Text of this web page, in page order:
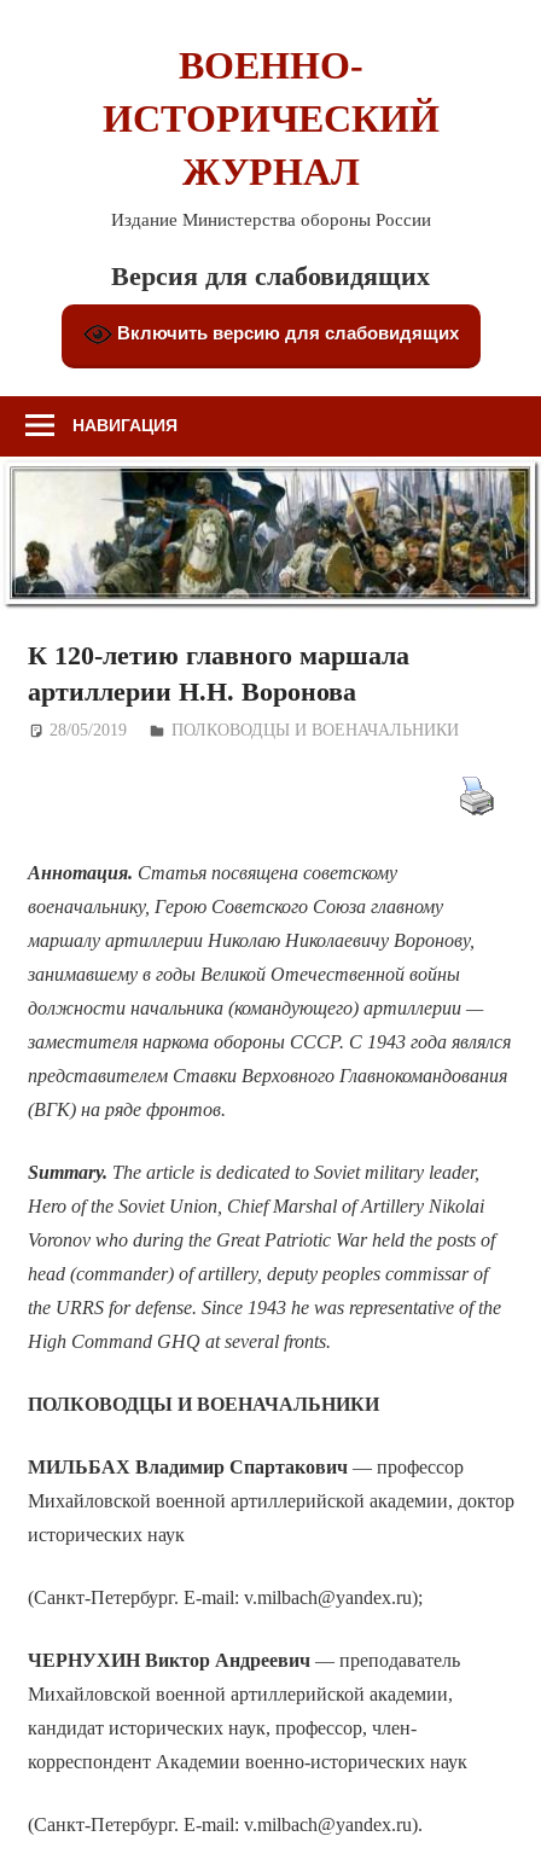
ВОЕННО-
ИСТОРИЧЕСКИЙ
ЖУРНАЛ
Издание Министерства обороны России
Версия для слабовидящих
Включить версию для слабовидящих
НАВИГАЦИЯ
К 120-летию главного маршала
артиллерии Н.Н. Воронова
28/05/2019 Дежурный по Редакции
ПОЛКОВОДЦЫ И ВОЕНАЧАЛЬНИКИ
Аннотация. Статья посвящена советскому
военачальнику, Герою Советского Союза главному
маршалу артиллерии Николаю Николаевичу Воронову,
занимавшему в годы Великой Отечественной войны
должности начальника (командующего) артиллерии —
заместителя наркома обороны СССР. С 1943 года являлся
представителем Ставки Верховного Главнокомандования
(ВГК) на ряде фронтов.
Summary. The article is dedicated to Soviet military leader,
Hero of the Soviet Union, Chief Marshal of Artillery Nikolai
Voronov who during the Great Patriotic War held the posts of
head (commander) of artillery, deputy peoples commissar of
the URRS for defense. Since 1943 he was representative of the
High Command GHQ at several fronts.
ПОЛКОВОДЦЫ И ВОЕНАЧАЛЬНИКИ
МИЛЬБАХ Владимир Спартакович— профессор
Михайловской военной артиллерийской академии, доктор
исторических наук
(Санкт-Петербург. E-mail: v.milbach@yandex.ru);
ЧЕРНУХИН Виктор Андреевич— преподаватель
Михайловской военной артиллерийской академии,
кандидат исторических наук, профессор, член-
корреспондент Академии военно-исторических наук
(Санкт-Петербург. E-mail: v.milbach@yandex.ru).